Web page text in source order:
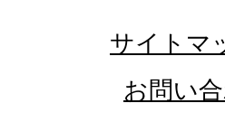
サイトマ
お問い